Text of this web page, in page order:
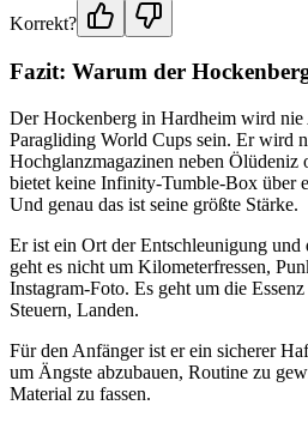
Korrekt?
Fazit: Warum der
Der Hockenberg in Hardheim wird nie
Paragliding World Cups sein. Er wird
Hochglanzmagazinen neben Ölüdeniz
bietet keine Infinity-Tumble-Box über
Und genau das ist seine größte Stärke.
Er ist ein Ort der Entschleunigung
geht es nicht um Kilometerfressen,
Instagram-Foto. Es geht um die
Steuern, Landen.
Für den Anfänger ist er ein sicherer
um Ängste abzubauen, Routine zu
Material zu fassen.